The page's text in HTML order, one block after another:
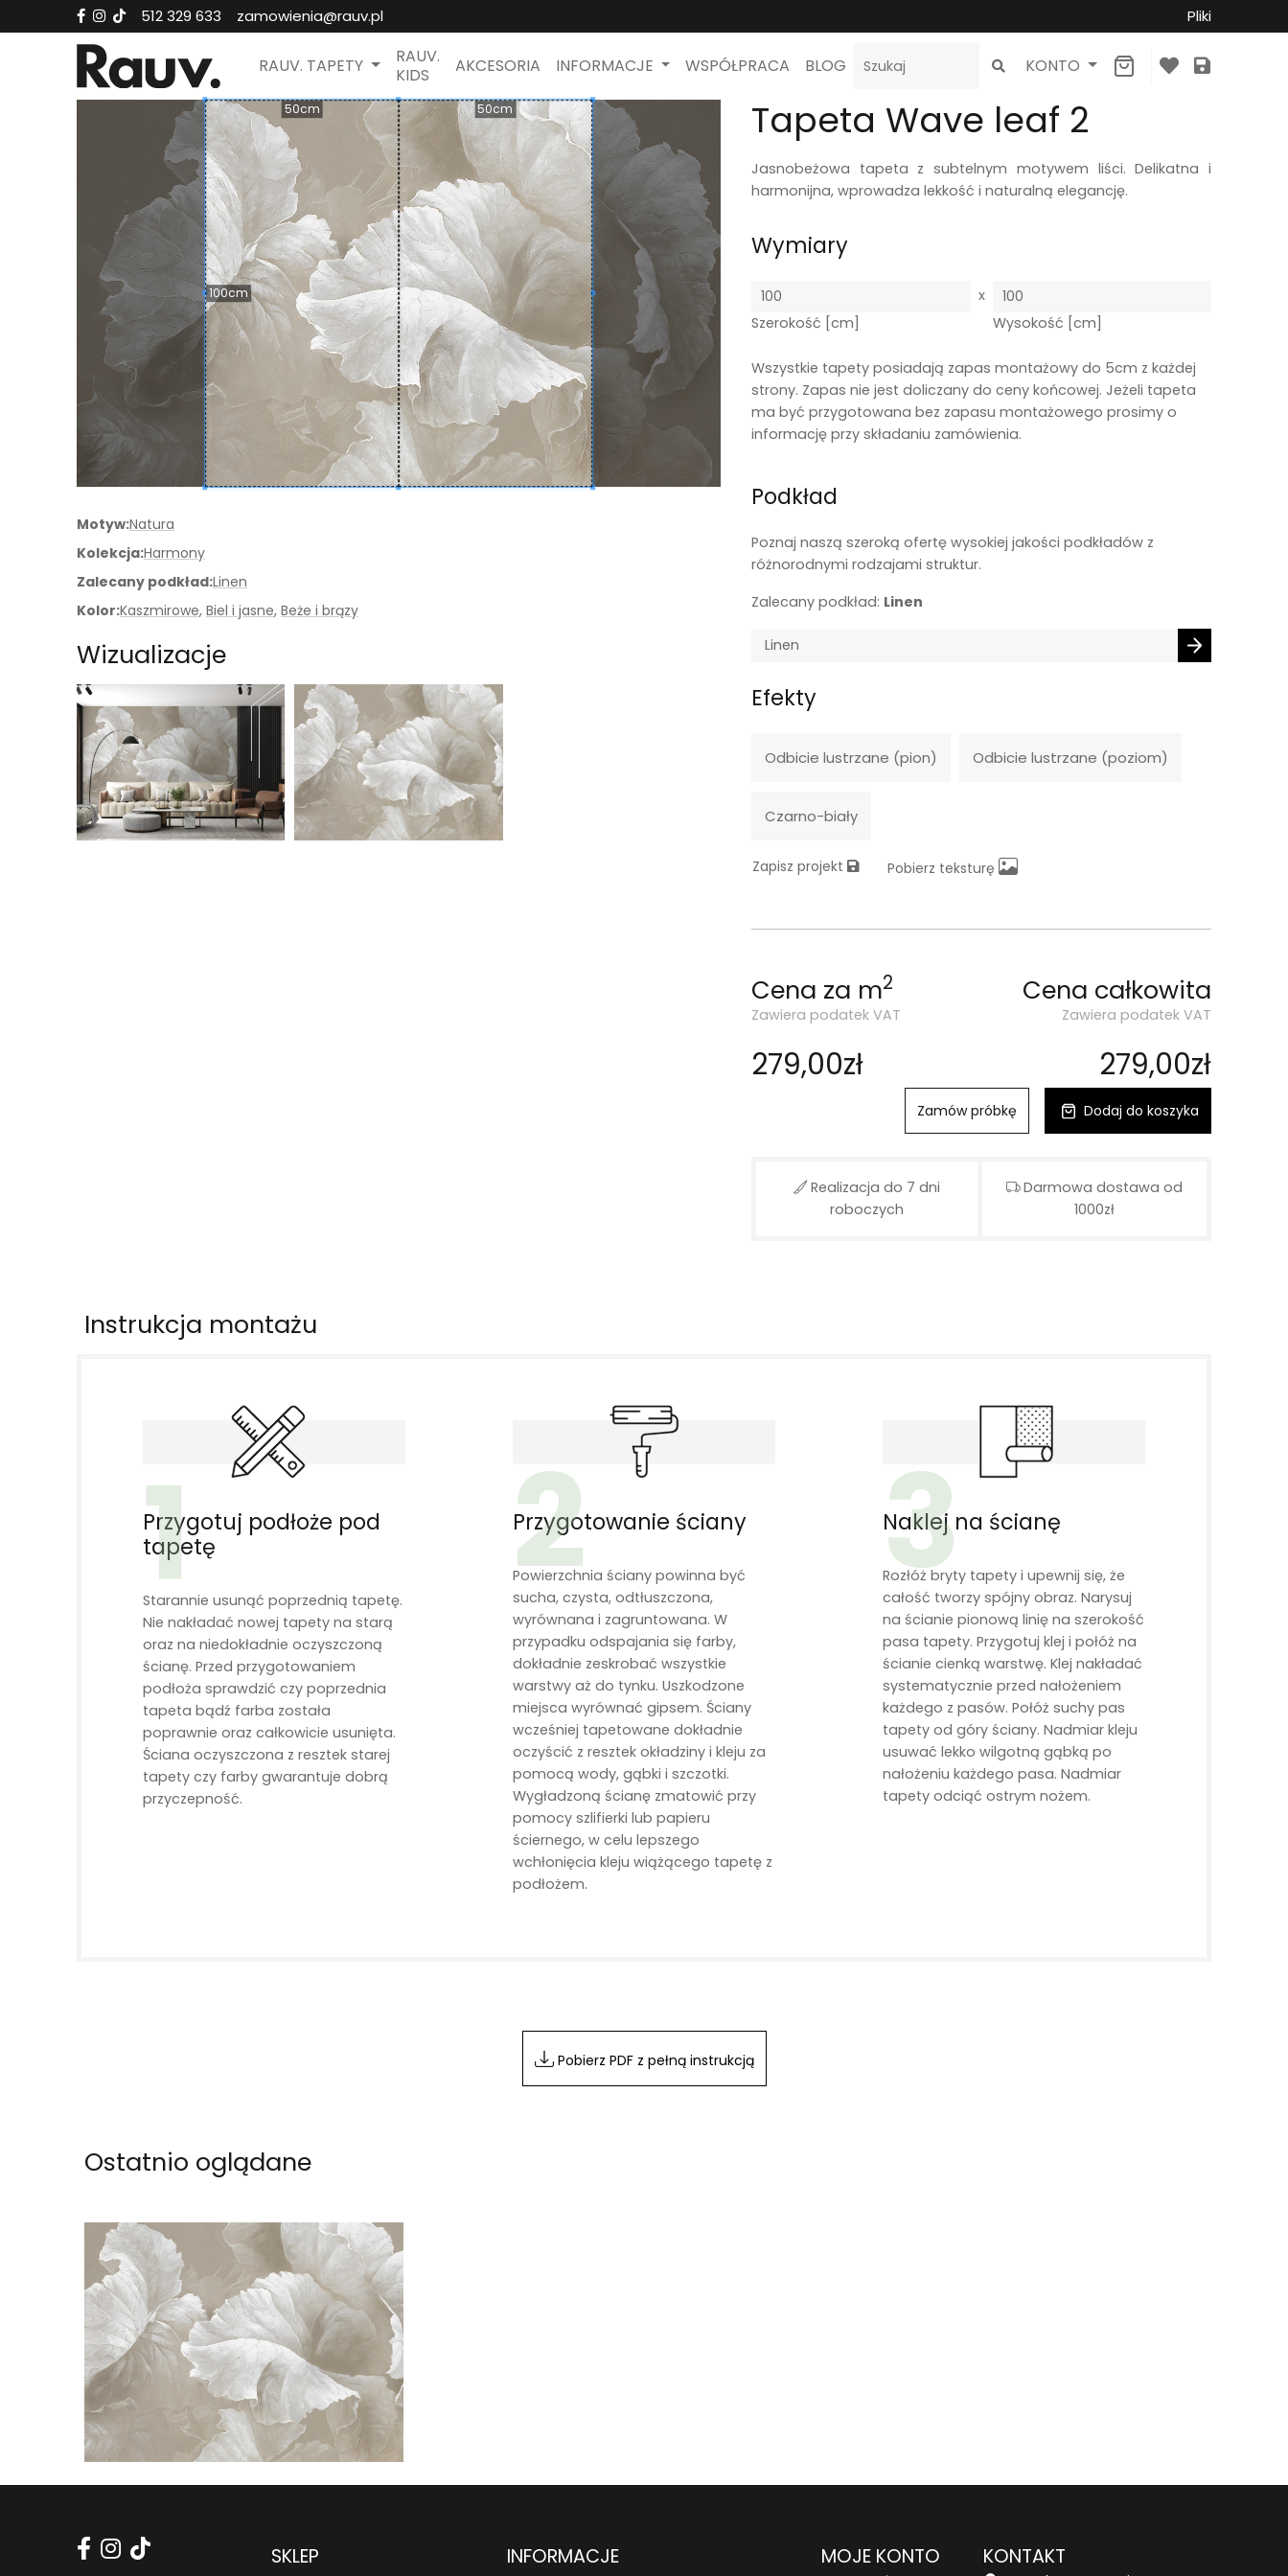
512 329 633 zamowienia@rauv.pl Pliki
RAUV. TAPETY
RAUV.
KIDS
AKCESORIA INFORMACJE WSPÓŁPRACA BLOG KONTO
50cm
100cm
50cm
Motyw:Natura
Kolekcja:Harmony
Zalecany podkład:Linen
Kolor:Kaszmirowe, Biel i jasne, Beże i brązy
Wizualizacje
Tapeta Wave leaf 2
Jasnobeżowa tapeta z subtelnym motywem liści. Delikatna i
harmonijna, wprowadza lekkość i naturalną elegancję.
Wymiary
Szerokość [cm]
x
Wysokość [cm]
Wszystkie tapety posiadają zapas montażowy do 5cm z każdej
strony. Zapas nie jest doliczany do ceny końcowej. Jeżeli tapeta
ma być przygotowana bez zapasu montażowego prosimy o
informację przy składaniu zamówienia.
Podkład
Poznaj naszą szeroką ofertę wysokiej jakości podkładów z
różnorodnymi rodzajami struktur.
Zalecany podkład: Linen
Efekty
Odbicie lustrzane (pion) Odbicie lustrzane (poziom)
Czarno-biały
Zapisz projekt Pobierz teksturę
Cena za m2
Zawiera podatek VAT
279,00zł
Cena całkowita
Zawiera podatek VAT
279,00zł
Zamów próbkę Dodaj do koszyka
Realizacja do 7 dni
roboczych
Darmowa dostawa od
1000zł
Instrukcja montażu
1
Przygotuj podłoże pod
tapetę
Starannie usunąć poprzednią tapetę.
Nie nakładać nowej tapety na starą
oraz na niedokładnie oczyszczoną
ścianę. Przed przygotowaniem
podłoża sprawdzić czy poprzednia
tapeta bądź farba została
poprawnie oraz całkowicie usunięta.
Ściana oczyszczona z resztek starej
tapety czy farby gwarantuje dobrą
przyczepność.
2
Przygotowanie ściany
Powierzchnia ściany powinna być
sucha, czysta, odtłuszczona,
wyrównana i zagruntowana. W
przypadku odspajania się farby,
dokładnie zeskrobać wszystkie
warstwy aż do tynku. Uszkodzone
miejsca wyrównać gipsem. Ściany
wcześniej tapetowane dokładnie
oczyścić z resztek okładziny i kleju za
pomocą wody, gąbki i szczotki.
Wygładzoną ścianę zmatowić przy
pomocy szlifierki lub papieru
ściernego, w celu lepszego
wchłonięcia kleju wiążącego tapetę z
podłożem.
3
Naklej na ścianę
Rozłóż bryty tapety i upewnij się, że
całość tworzy spójny obraz. Narysuj
na ścianie pionową linię na szerokość
pasa tapety. Przygotuj klej i połóż na
ścianie cienką warstwę. Klej nakładać
systematycznie przed nałożeniem
każdego z pasów. Połóż suchy pas
tapety od góry ściany. Nadmiar kleju
usuwać lekko wilgotną gąbką po
nałożeniu każdego pasa. Nadmiar
tapety odciąć ostrym nożem.
Pobierz PDF z pełną instrukcją
Ostatnio oglądane
×
SKLEP INFORMACJE MOJE KONTO KONTAKT